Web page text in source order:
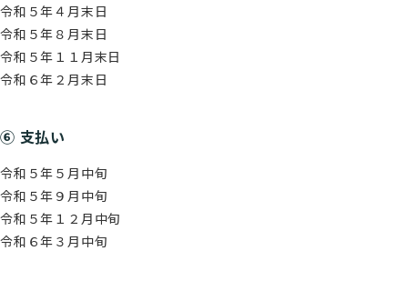
令和５年４月末日
令和５年８月末日
令和５年１１月末日
令和６年２月末日
⑥ 支払い
令和５年５月中旬
令和５年９月中旬
令和５年１２月中旬
令和６年３月中旬